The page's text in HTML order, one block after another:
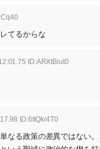
てるからな
ID:ARXtBiut0
ID:6tiQk/4T0
なる政策の差異ではない